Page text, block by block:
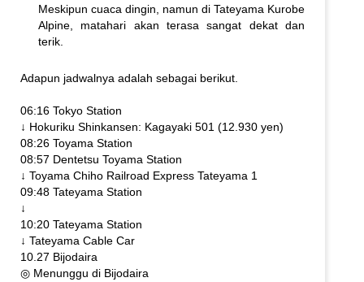
Meskipun cuaca dingin, namun di Tateyama Kurobe
Alpine, matahari akan terasa sangat dekat dan
terik.
Adapun jadwalnya adalah sebagai berikut.
06:16 Tokyo Station
↓ Hokuriku Shinkansen: Kagayaki 501 (12.930 yen)
08:26 Toyama Station
08:57 Dentetsu Toyama Station
↓ Toyama Chiho Railroad Express Tateyama 1
09:48 Tateyama Station
↓
10:20 Tateyama Station
↓ Tateyama Cable Car
10.27 Bijodaira
◎ Menunggu di Bijodaira